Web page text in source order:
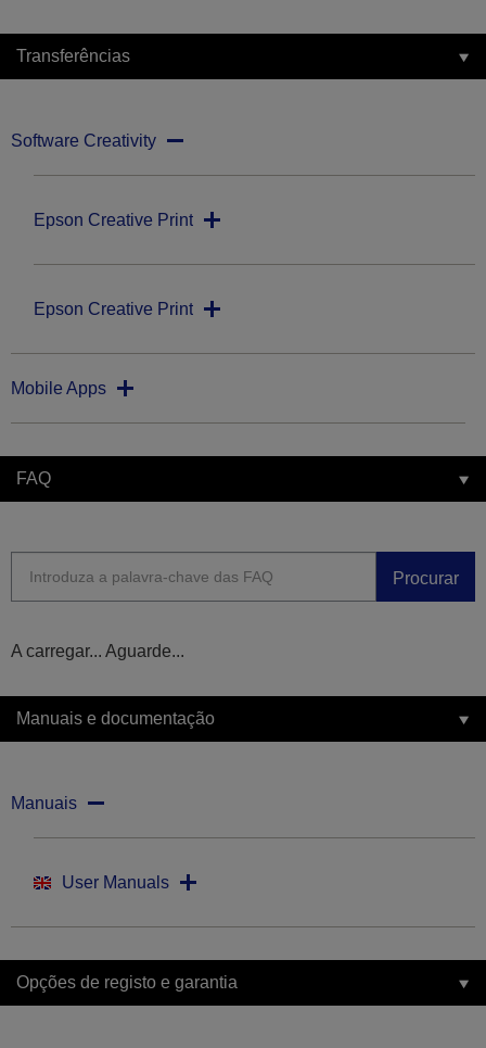
Transferências
Software Creativity
Epson Creative Print
Epson Creative Print
Mobile Apps
FAQ
Procurar
A carregar... Aguarde...
Manuais e documentação
Manuais
User Manuals
Opções de registo e garantia